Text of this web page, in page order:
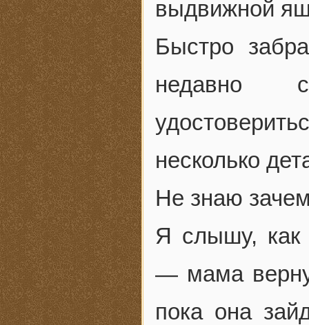
выдвижной
Быстро
недавно
несколько
Не знаю
Я слышу, как
— мама
пока она